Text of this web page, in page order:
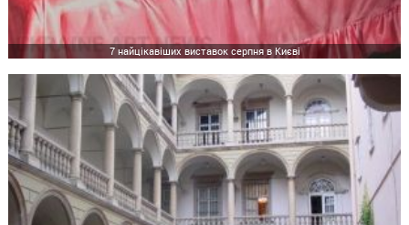
7 найцікавіших виставок серпня в Києві